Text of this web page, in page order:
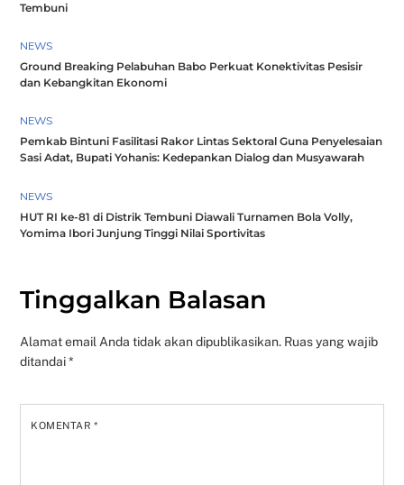
Tembuni
NEWS
Ground Breaking Pelabuhan Babo Perkuat Konektivitas Pesisir
dan Kebangkitan Ekonomi
NEWS
Pemkab Bintuni Fasilitasi Rakor Lintas Sektoral Guna Penyelesaian
Sasi Adat, Bupati Yohanis: Kedepankan Dialog dan Musyawarah
NEWS
HUT RI ke-81 di Distrik Tembuni Diawali Turnamen Bola Volly,
Yomima Ibori Junjung Tinggi Nilai Sportivitas
Tinggalkan Balasan
Alamat email Anda tidak akan dipublikasikan. Ruas yang wajib
ditandai*
KOMENTAR*